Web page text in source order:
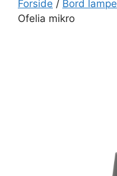
Forside / Bord lampe
Ofelia mikro